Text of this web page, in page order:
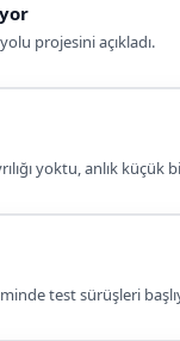
projesini açıkladı.
yoktu, anlık küçük
test sürüşleri